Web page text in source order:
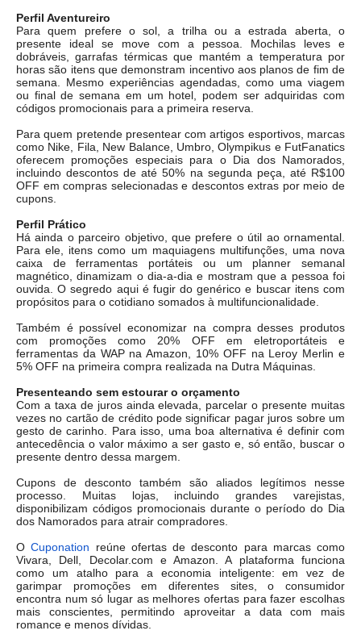
Perfil Aventureiro
Para quem prefere o sol, a trilha ou a estrada aberta, o
presente ideal se move com a pessoa. Mochilas leves e
dobráveis, garrafas térmicas que mantém a temperatura por
horas são itens que demonstram incentivo aos planos de fim de
semana. Mesmo experiências agendadas, como uma viagem
ou final de semana em um hotel, podem ser adquiridas com
códigos promocionais para a primeira reserva.
Para quem pretende presentear com artigos esportivos, marcas
como Nike, Fila, New Balance, Umbro, Olympikus e FutFanatics
oferecem promoções especiais para o Dia dos Namorados,
incluindo descontos de até 50% na segunda peça, até R$100
OFF em compras selecionadas e descontos extras por meio de
cupons.
Perfil Prático
Há ainda o parceiro objetivo, que prefere o útil ao ornamental.
Para ele, itens como um maquiagens multifunções, uma nova
caixa de ferramentas portáteis ou um planner semanal
magnético, dinamizam o dia-a-dia e mostram que a pessoa foi
ouvida. O segredo aqui é fugir do genérico e buscar itens com
propósitos para o cotidiano somados à multifuncionalidade.
Também é possível economizar na compra desses produtos
com promoções como 20% OFF em eletroportáteis e
ferramentas da WAP na Amazon, 10% OFF na Leroy Merlin e
5% OFF na primeira compra realizada na Dutra Máquinas.
Presenteando sem estourar o orçamento
Com a taxa de juros ainda elevada, parcelar o presente muitas
vezes no cartão de crédito pode significar pagar juros sobre um
gesto de carinho. Para isso, uma boa alternativa é definir com
antecedência o valor máximo a ser gasto e, só então, buscar o
presente dentro dessa margem.
Cupons de desconto também são aliados legítimos nesse
processo. Muitas lojas, incluindo grandes varejistas,
disponibilizam códigos promocionais durante o período do Dia
dos Namorados para atrair compradores.
OCuponation reúne ofertas de desconto para marcas como
Vivara, Dell, Decolar.com e Amazon. A plataforma funciona
como um atalho para a economia inteligente: em vez de
garimpar promoções em diferentes sites, o consumidor
encontra num só lugar as melhores ofertas para fazer escolhas
mais conscientes, permitindo aproveitar a data com mais
romance e menos dívidas.